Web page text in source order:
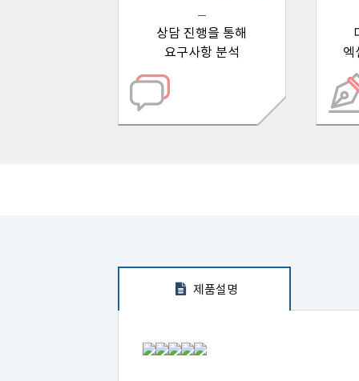
상담 진행을 통해
요구사항 분석
엑
제품설명